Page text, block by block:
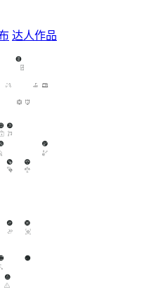
达人作品